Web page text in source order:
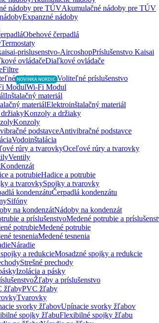
NOVINKA NORDIC
Akumulačné nádoby pre TÚV
Expanzné nádoby
Obehové čerpadlá
Termostaty
Príslušenstvo Kaisai
Diaľkové ovládače
Filtre
Voliteľné príslušenstvo
Wi-Fi Modul
Inštalačný materiál
Elektroinštalačný materiál
Konzoly a držiaky
Konzoly
Antivibračné podstavce
Vodoinštalácia
Oceľové rúry a tvarovky
Ventily
Kondenzát
Hadice a potrubie
Spojky a tvarovky
Čerpadlá kondenzátu
Sifóny
Nádoby na kondenzát
Medené potrubie a
Medené potrubie
Medené tesnenia
Náradie
Mosadzné spojky a redukcie
Strešné prechody
Izolácia a pásky
Žľaby a príslušenstvo
PVC žľaby
Tvarovky
Upínacie svorky žľabov
Flexibilné spojky žľabu